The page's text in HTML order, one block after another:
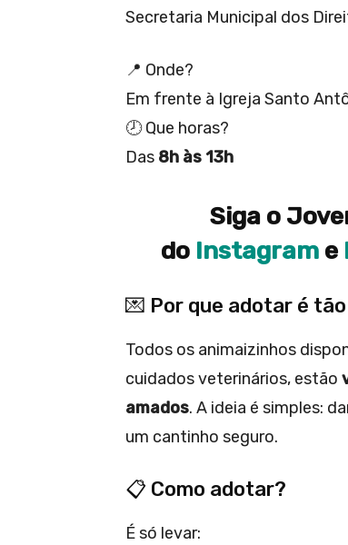
Secretaria Municipal dos
📍 Onde?
Em frente à Igreja Santo
🕗 Que horas?
Das 8h às 13h
Siga o
do Instagram e
💌 Por que adotar é
Todos os animaizinhos
cuidados veterinários, estão
amados. A ideia é simples:
um cantinho seguro.
📋 Como adotar?
É só levar: